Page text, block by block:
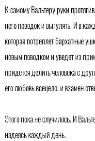
К самому Вальтеру руки
него поводок и выгулять. И в
которая потреплет бархатные
новым поводком и уведет из
придется делить человека с
его любовь всецело, и взамен
Этого пока не случилось. И
надеясь каждый день.